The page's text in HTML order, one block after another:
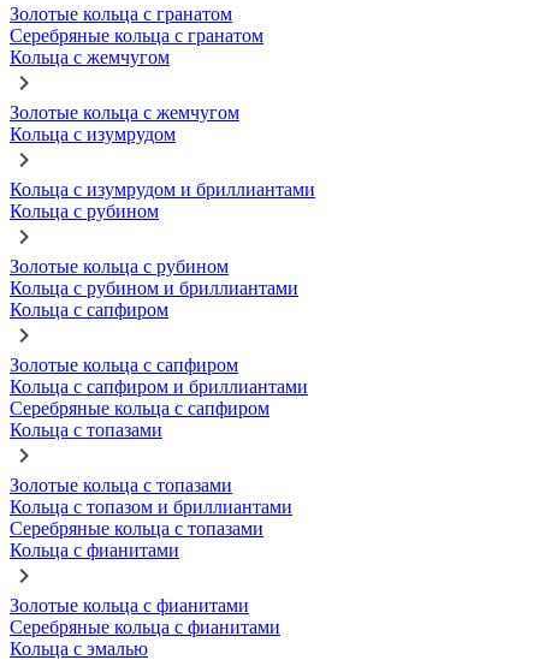
Золотые кольца с гранатом
Серебряные кольца с гранатом
Кольца с жемчугом
Золотые кольца с жемчугом
Кольца с изумрудом
Кольца с изумрудом и бриллиантами
Кольца с рубином
Золотые кольца с рубином
Кольца с рубином и бриллиантами
Кольца с сапфиром
Золотые кольца с сапфиром
Кольца с сапфиром и бриллиантами
Серебряные кольца с сапфиром
Кольца с топазами
Золотые кольца с топазами
Кольца с топазом и бриллиантами
Серебряные кольца с топазами
Кольца с фианитами
Золотые кольца с фианитами
Серебряные кольца с фианитами
Кольца с эмалью